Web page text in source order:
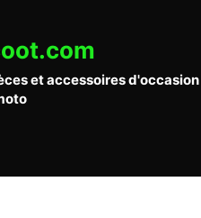
et accessoires d'occasion